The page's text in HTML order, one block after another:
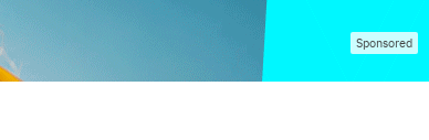
Sponsored